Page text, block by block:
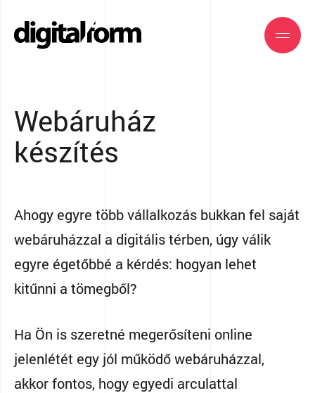
Webáruház
készítés
Ahogy egyre több vállalkozás bukkan fel saját
webáruházzal a digitális térben, úgy válik
egyre égetőbbé a kérdés: hogyan lehet
kitűnni a tömegből?
Ha Ön is szeretné megerősíteni online
jelenlétét egy jól működő webáruházzal,
akkor fontos, hogy egyedi arculattal